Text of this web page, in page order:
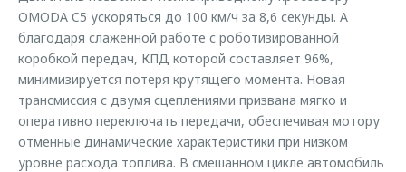
OMODA C5 ускоряться до 100 км/ч за 8,6 секунды. А
благодаря слаженной работе с роботизированной
коробкой передач, КПД которой составляет 96%,
минимизируется потеря крутящего момента. Новая
трансмиссия с двумя сцеплениями призвана мягко и
оперативно переключать передачи, обеспечивая мотору
отменные динамические характеристики при низком
уровне расхода топлива. В смешанном цикле автомобиль